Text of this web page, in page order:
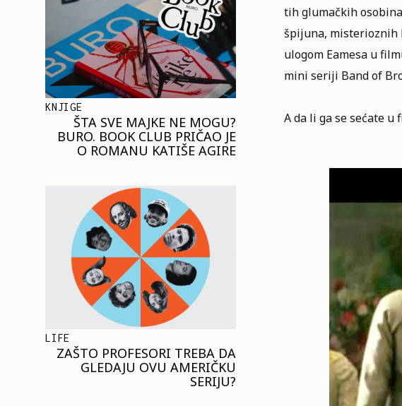
KNJIGE
ŠTA SVE MAJKE NE MOGU?
BURO. BOOK CLUB PRIČAO JE
O ROMANU KATIŠE AGIRE
LIFE
ZAŠTO PROFESORI TREBA DA
GLEDAJU OVU AMERIČKU
SERIJU?
tih glumačkih
špijuna, misterioznih
ulogom Eamesa u
mini seriji Band of
A da li ga se sećate u